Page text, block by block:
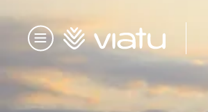
Menü
Startseite